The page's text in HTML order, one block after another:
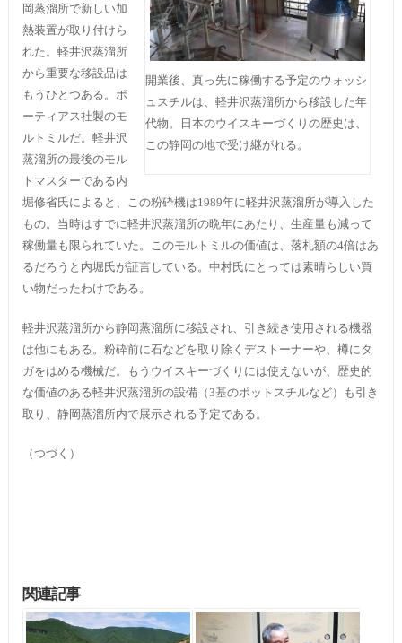
開業後、真っ先に稼働する予定のウォッシ
ュスチルは、軽井沢蒸溜所から移設した年
代物。日本のウイスキーづくりの歴史は、
この静岡の地で受け継がれる。
岡蒸溜所で新しい加
熱装置が取り付けら
れた。軽井沢蒸溜所
から重要な移設品は
もうひとつある。ポ
ーティアス社製のモ
ルトミルだ。軽井沢
蒸溜所の最後のモル
トマスターである内
堀修省氏によると、この粉砕機は1989年に軽井沢蒸溜所が導入した
もの。当時はすでに軽井沢蒸溜所の晩年にあたり、生産量も減って
稼働量も限られていた。このモルトミルの価値は、落札額の4倍はあ
るだろうと内堀氏が証言している。中村氏にとっては素晴らしい買
い物だったわけである。
軽井沢蒸溜所から静岡蒸溜所に移設され、引き続き使用される機器
は他にもある。粉砕前に石などを取り除くデストーナーや、樽にタ
ガをはめる機械だ。もうウイスキーづくりには使えないが、歴史的
な価値のある軽井沢蒸溜所の設備（3基のポットスチルなど）も引き
取り、静岡蒸溜所内で展示される予定である。
（つづく）
関連記事